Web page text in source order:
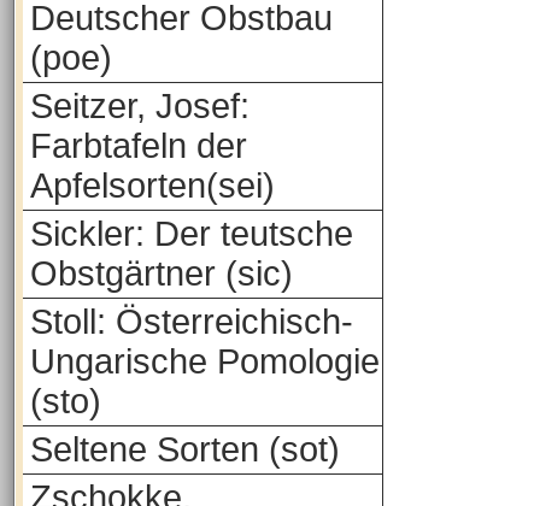
Deutscher Obstbau
(poe)
Seitzer, Josef:
Farbtafeln der
Apfelsorten(sei)
Sickler: Der teutsche
Obstgärtner (sic)
Stoll: Österreichisch-
Ungarische Pomologie
(sto)
Seltene Sorten (sot)
Zschokke,